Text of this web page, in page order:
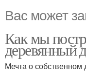
Вас может
Как мы
деревянный
Мечта о собственном